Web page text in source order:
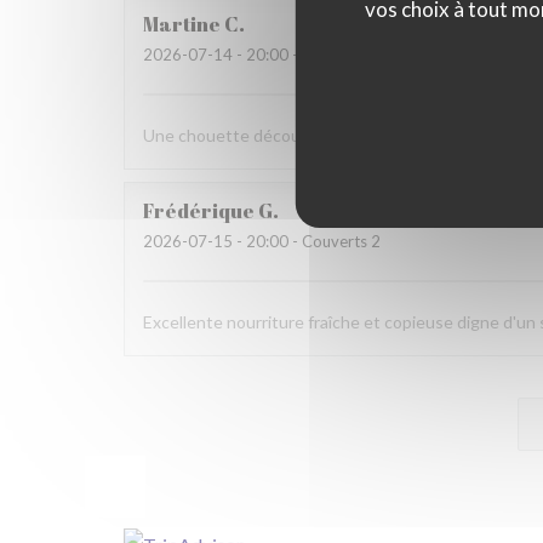
vos choix à tout
Martine C
2026-07-14 - 20:00 - Couverts 6
Une chouette découverte!
Frédérique G
2026-07-15 - 20:00 - Couverts 2
Excellente nourriture fraîche et copieuse digne